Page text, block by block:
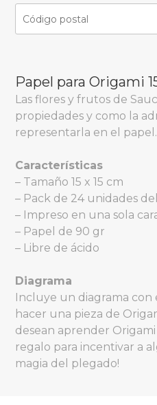
Papel para Origami
Las flores y frutos de
propiedades y como la
representarla en el papel.
Características
– Tamaño 15 x 15 cm
– Pack de 24 unidades
– Impreso en una sola
– Papel de 90 gr
– Libre de ácido
Diagrama
Incluye un diagrama con
hacer una pieza de
desean aprender
regalo para incentivar a
magia del plegado!